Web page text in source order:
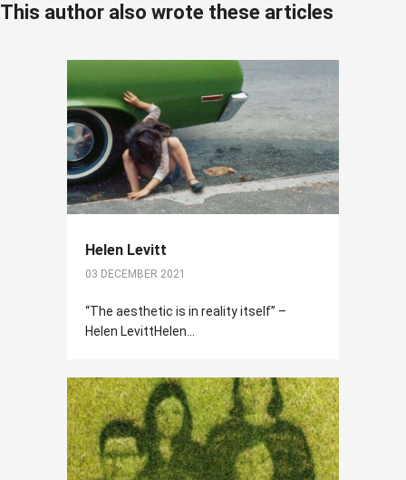
This author also wrote these articles
Helen Levitt
03 DECEMBER 2021
“The aesthetic is in reality itself” –
Helen LevittHelen...